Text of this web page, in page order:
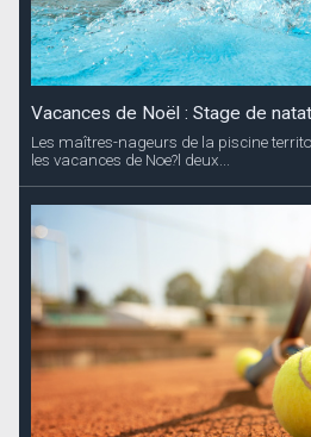
Vacances de Noël : Stage de
Les maîtres-nageurs de la piscine
les vacances de Noe?l deux...